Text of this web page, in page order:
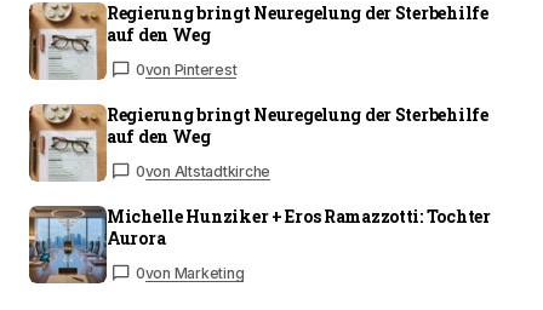
Regierung bringt Neuregelung der Sterbehilfe
auf den Weg
0von Pinterest
Regierung bringt Neuregelung der Sterbehilfe
auf den Weg
0von Altstadtkirche
Michelle Hunziker + Eros Ramazzotti: Tochter
Aurora
0von Marketing